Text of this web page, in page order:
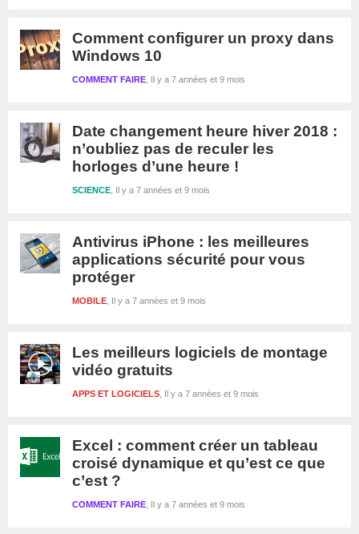
Comment configurer un proxy dans
Windows 10
Il y a 7 années et 9 mois
COMMENT FAIRE
Date changement heure hiver 2018 :
n’oubliez pas de reculer les
horloges d’une heure !
Il y a 7 années et 9 mois
SCIENCE
Antivirus iPhone : les meilleures
applications sécurité pour vous
protéger
Il y a 7 années et 9 mois
MOBILE
Les meilleurs logiciels de montage
vidéo gratuits
Il y a 7 années et 9 mois
APPS ET LOGICIELS
Excel : comment créer un tableau
croisé dynamique et qu’est ce que
c’est ?
Il y a 7 années et 9 mois
COMMENT FAIRE